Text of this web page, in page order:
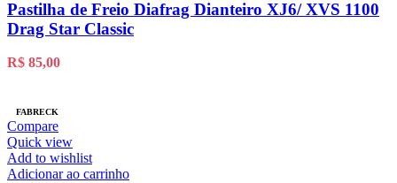
Pastilha de Freio Diafrag Dianteiro XJ6/ XVS 1100
Drag Star Classic
R$ 85,00
FABRECK
Compare
Quick view
Add to wishlist
Adicionar ao carrinho